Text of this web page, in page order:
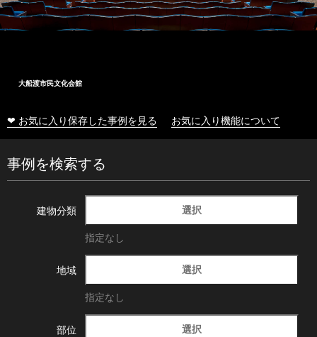
大船渡市民文化会館
❤ お気に入り保存した事例を見る お気に入り機能について
事例を検索する
建物分類 選択
指定なし
地域 選択
指定なし
部位 選択